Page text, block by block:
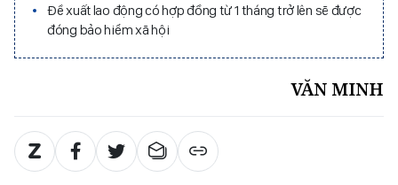
Đề xuất lao động có hợp đồng từ 1 tháng trở lên sẽ được
đóng bảo hiểm xã hội
VĂN MINH